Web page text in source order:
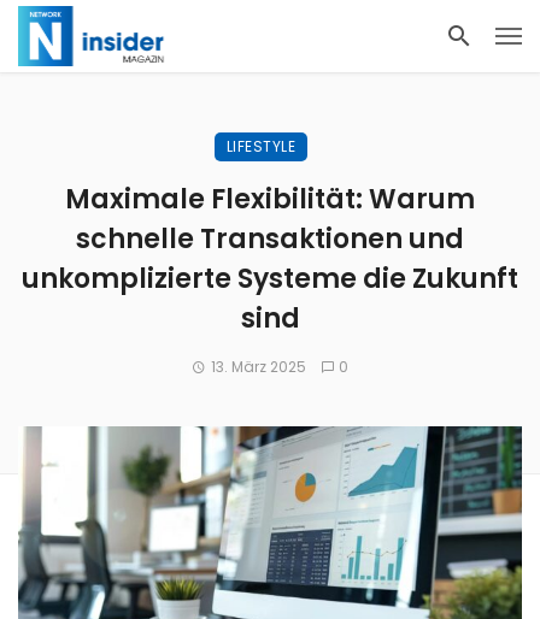
LIFESTYLE
Maximale Flexibilität: Warum
schnelle Transaktionen und
unkomplizierte Systeme die Zukunft
sind
13. März 2025 0